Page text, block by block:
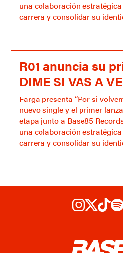
una colaboración
carrera y consolidar su
R01 anuncia su
DIME SI VAS A
Farga presenta “Por si
nuevo single y el primer
etapa junto a Base85
una colaboración
carrera y consolidar su